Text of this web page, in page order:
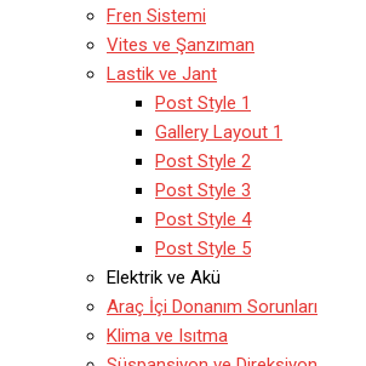
Fren Sistemi
Vites ve Şanzıman
Lastik ve Jant
Post Style 1
Gallery Layout 1
Post Style 2
Post Style 3
Post Style 4
Post Style 5
Elektrik ve Akü
Araç İçi Donanım Sorunları
Klima ve Isıtma